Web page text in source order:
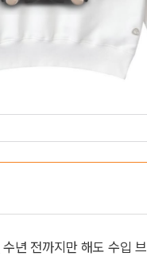
수년 전까지만 해도 수입 브